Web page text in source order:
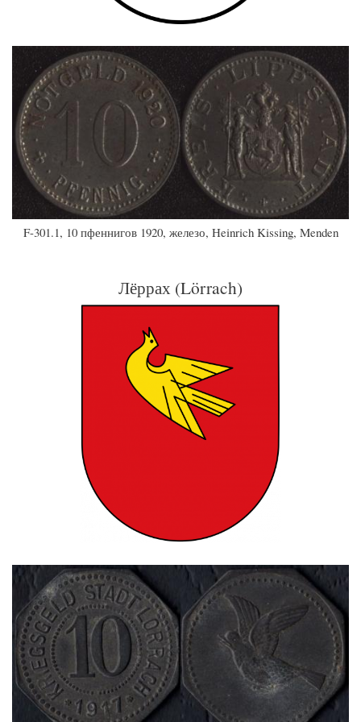
F-301.1, 10 пфеннигов 1920, железо, Heinrich Kissing, Menden
Лёррах (Lörrach)